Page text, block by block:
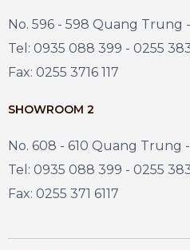
No. 596 - 598 Quang Trung
Tel: 0935 088 399 - 0255
Fax: 0255 3716 117
SHOWROOM 2
No. 608 - 610 Quang Trung
Tel: 0935 088 399 - 0255
Fax: 0255 371 6117